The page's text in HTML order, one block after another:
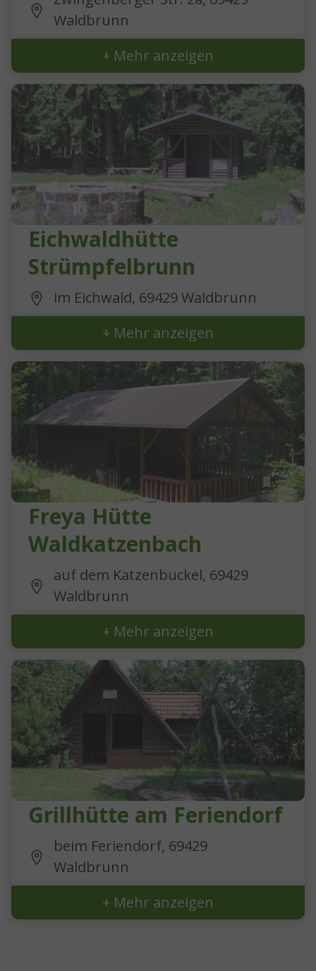
Waldbrunn
+ Mehr anzeigen
Eichwaldhütte
Strümpfelbrunn
im Eichwald, 69429 Waldbrunn
+ Mehr anzeigen
Freya Hütte
Waldkatzenbach
auf dem Katzenbuckel, 69429
Waldbrunn
+ Mehr anzeigen
Grillhütte am Feriendorf
beim Feriendorf, 69429
Waldbrunn
+ Mehr anzeigen